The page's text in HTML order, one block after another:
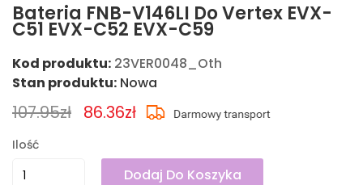
Bateria FNB-V146LI Do Vertex EVX-
C51 EVX-C52 EVX-C59
Kod produktu: 23VER0048_Oth
Stan produktu: Nowa
107.95zł 86.36zł
Ilość
Dodaj Do Koszyka